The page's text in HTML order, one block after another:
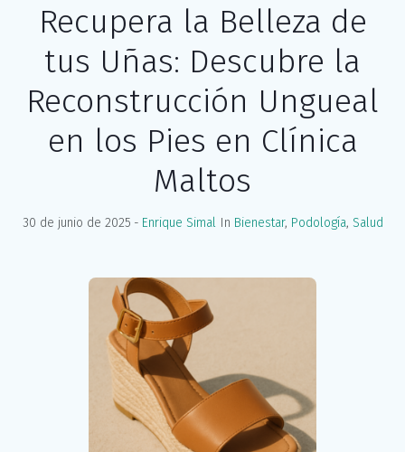
Recupera la Belleza de
tus Uñas: Descubre la
Reconstrucción Ungueal
en los Pies en Clínica
Maltos
30 de junio de 2025 Enrique Simal In Bienestar, Podología, Salud